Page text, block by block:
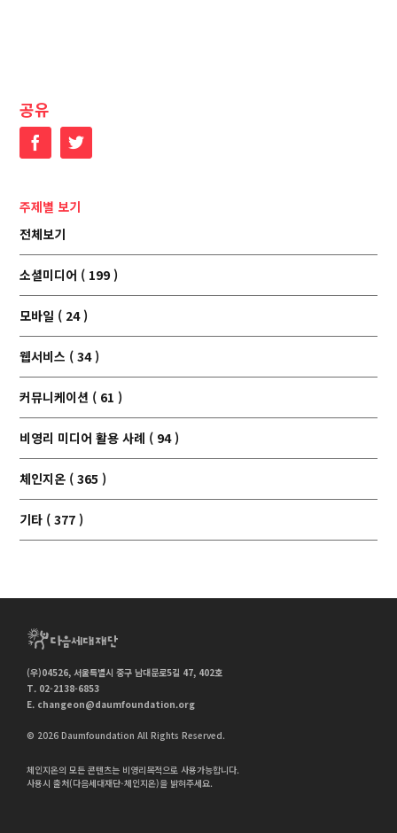
공유
FacebookTwitter
주제별 보기
전체보기
소셜미디어 ( 199 )
모바일 ( 24 )
웹서비스 ( 34 )
커뮤니케이션 ( 61 )
비영리 미디어 활용 사례 ( 94 )
체인지온 ( 365 )
기타 ( 377 )
(우)04526, 서울특별시 중구 남대문로5길 47, 402호
T. 02-2138-6853
E. changeon@daumfoundation.org
© 2026 Daumfoundation All Rights Reserved.
체인지온의 모든 콘텐츠는 비영리목적으로 사용가능합니다.
사용시 출처(다음세대재단-체인지온)을 밝혀주세요.